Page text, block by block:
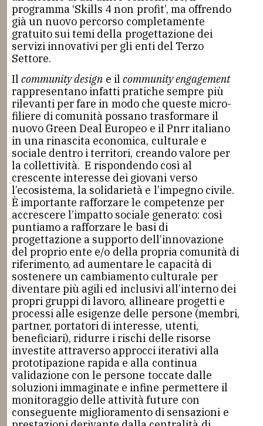
programma ‘Skills 4 non profit’, ma offrendo
già un nuovo percorso completamente
gratuito sui temi della progettazione dei
servizi innovativi per gli enti del Terzo
Settore.
Ilcommunity design e il community engagement
rappresentano infatti pratiche sempre più
rilevanti per fare in modo che queste micro-
filiere di comunità possano trasformare il
nuovo Green Deal Europeo e il Pnrr italiano
in una rinascita economica, culturale e
sociale dentro i territori, creando valore per
la collettività. E rispondendo così al
crescente interesse dei giovani verso
l’ecosistema, la solidarietà e l’impegno civile.
È importante rafforzare le competenze per
accrescere l’impatto sociale generato: così
puntiamo a rafforzare le basi di
progettazione a supporto dell’innovazione
del proprio ente e/o della propria comunità di
riferimento, ad aumentare le capacità di
sostenere un cambiamento culturale per
diventare più agili ed inclusivi all’interno dei
propri gruppi di lavoro, allineare progetti e
processi alle esigenze delle persone (membri,
partner, portatori di interesse, utenti,
beneficiari), ridurre i rischi delle risorse
investite attraverso approcci iterativi alla
prototipazione rapida e alla continua
validazione con le persone toccate dalle
soluzioni immaginate e infine permettere il
monitoraggio delle attività future con
conseguente miglioramento di sensazioni e